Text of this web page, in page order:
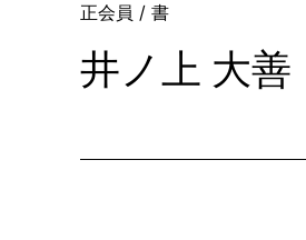
正会員 / 書
井ノ上 大善